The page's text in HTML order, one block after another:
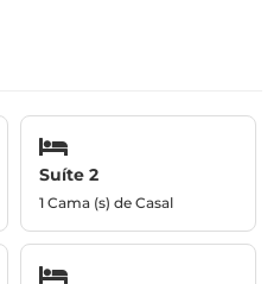
Suíte 2
1 Cama (s) de Casal